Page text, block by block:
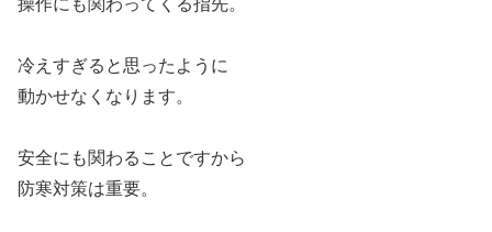
冷えすぎると思ったように
動かせなくなります。
安全にも関わることですから
防寒対策は重要。